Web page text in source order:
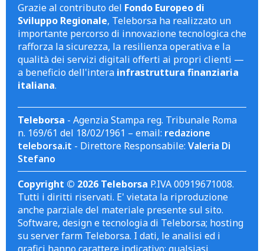
Grazie al contributo del Fondo Europeo di
Sviluppo Regionale, Teleborsa ha realizzato un
importante percorso di innovazione tecnologica che
rafforza la sicurezza, la resilienza operativa e la
qualità dei servizi digitali offerti ai propri clienti —
a beneficio dell'intera infrastruttura finanziaria
italiana.
Teleborsa - Agenzia Stampa reg. Tribunale Roma
n. 169/61 del 18/02/1961 – email: redazione
teleborsa.it - Direttore Responsabile: Valeria Di
Stefano
Copyright © 2026 Teleborsa P.IVA 00919671008.
Tutti i diritti riservati. E' vietata la riproduzione
anche parziale del materiale presente sul sito.
Software, design e tecnologia di Teleborsa; hosting
su server farm Teleborsa. I dati, le analisi ed i